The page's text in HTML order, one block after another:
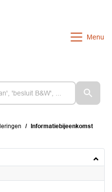
Menu
Informatiebijeenkomst